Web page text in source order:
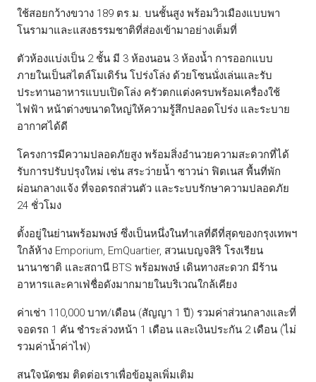
ใช้สอยกว้างขวาง 189 ตร.ม. บนชั้นสูง พร้อมวิวเมืองแบบพา
โนรามาและแสงธรรมชาติที่ส่องเข้ามาอย่างเต็มที่
ตัวห้องแบ่งเป็น 2 ชั้น มี 3 ห้องนอน 3 ห้องน้ำ การออกแบบ
ภายในเป็นสไตล์โมเดิร์น โปร่งโล่ง ด้วยโซนนั่งเล่นและรับ
ประทานอาหารแบบเปิดโล่ง ครัวตกแต่งครบพร้อมเครื่องใช้
ไฟฟ้า หน้าต่างขนาดใหญ่ให้ความรู้สึกปลอดโปร่ง และระบาย
อากาศได้ดี
โครงการมีความปลอดภัยสูง พร้อมสิ่งอำนวยความสะดวกที่ได้
รับการปรับปรุงใหม่ เช่น สระว่ายน้ำ ซาวน่า ฟิตเนส พื้นที่พัก
ผ่อนกลางแจ้ง ที่จอดรถส่วนตัว และระบบรักษาความปลอดภัย
24 ชั่วโมง
ตั้งอยู่ในย่านพร้อมพงษ์ ซึ่งเป็นหนึ่งในทำเลที่ดีที่สุดของกรุงเทพฯ
ใกล้ห้าง Emporium, EmQuartier, สวนเบญจสิริ โรงเรียน
นานาชาติ และสถานี BTS พร้อมพงษ์ เดินทางสะดวก มีร้าน
อาหารและคาเฟ่ชื่อดังมากมายในบริเวณใกล้เคียง
ค่าเช่า 110,000 บาท/เดือน (สัญญา 1 ปี) รวมค่าส่วนกลางและที่
จอดรถ 1 คัน ชำระล่วงหน้า 1 เดือน และเงินประกัน 2 เดือน (ไม่
รวมค่าน้ำค่าไฟ)
สนใจนัดชม ติดต่อเราเพื่อข้อมูลเพิ่มเติม